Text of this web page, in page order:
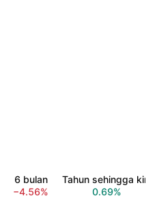
6 bulan
−4.56%
Tahun sehingga kini
0.69%